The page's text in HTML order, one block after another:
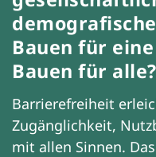
Bauen für
Bauen für alle?
Barrierefreiheit
Zugänglichkeit,
mit allen Sinnen.